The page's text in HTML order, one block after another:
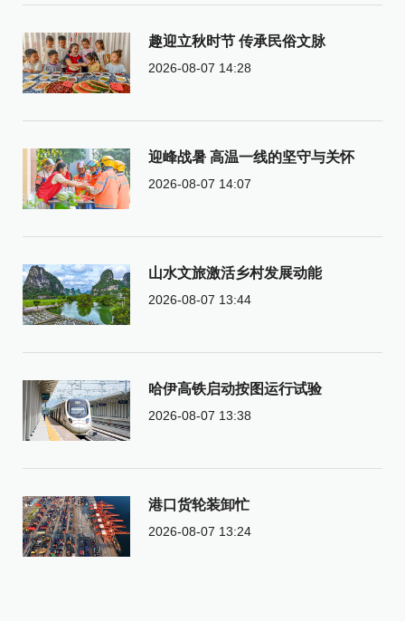
趣迎立秋时节 传承民俗文脉
2026-08-07 14:28
迎峰战暑 高温一线的坚守与关怀
2026-08-07 14:07
山水文旅激活乡村发展动能
2026-08-07 13:44
哈伊高铁启动按图运行试验
2026-08-07 13:38
港口货轮装卸忙
2026-08-07 13:24